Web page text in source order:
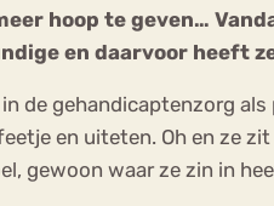
hoop te geven…
en daarvoor heeft
de gehandicaptenzorg
en uiteten. Oh en ze
gewoon waar ze zin in